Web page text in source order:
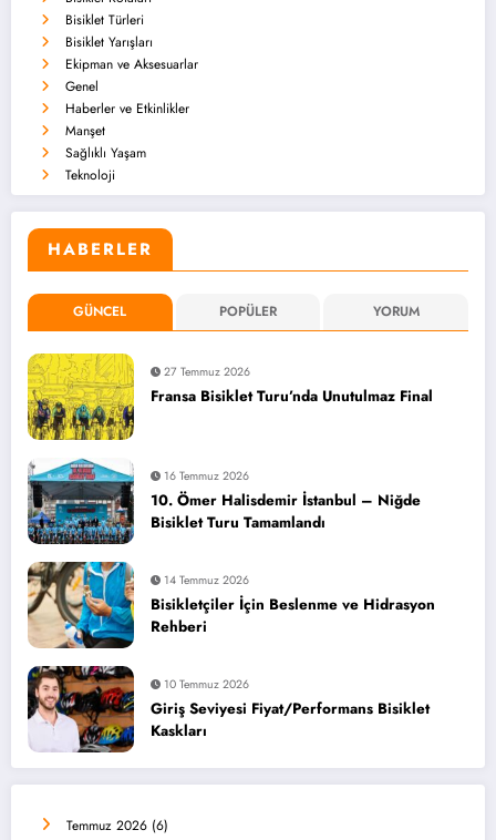
Bisiklet Türleri
Bisiklet Yarışları
Ekipman ve Aksesuarlar
Genel
Haberler ve Etkinlikler
Manşet
Sağlıklı Yaşam
Teknoloji
HABERLER
GÜNCEL POPÜLER YORUM
27 Temmuz 2026
Fransa Bisiklet Turu’nda Unutulmaz Final
16 Temmuz 2026
10. Ömer Halisdemir İstanbul – Niğde
Bisiklet Turu Tamamlandı
14 Temmuz 2026
Bisikletçiler İçin Beslenme ve Hidrasyon
Rehberi
10 Temmuz 2026
Giriş Seviyesi Fiyat/Performans Bisiklet
Kaskları
Temmuz 2026 (6)